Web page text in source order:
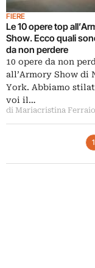
FIERE
Le 10 opere top
Show. Ecco quali
da non perdere
10 opere da non
all’Armory Show di
York. Abbiamo
voi il…
di Mariacristina
Paginazione 1